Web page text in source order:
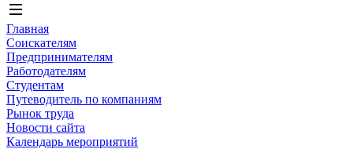
Главная
Соискателям
Предпринимателям
Работодателям
Студентам
Путеводитель по компаниям
Рынок труда
Новости сайта
Календарь мероприятий